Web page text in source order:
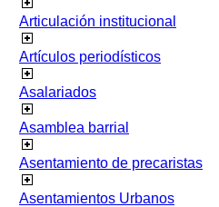
Articulación institucional
Artículos periodísticos
Asalariados
Asamblea barrial
Asentamiento de precaristas
Asentamientos Urbanos